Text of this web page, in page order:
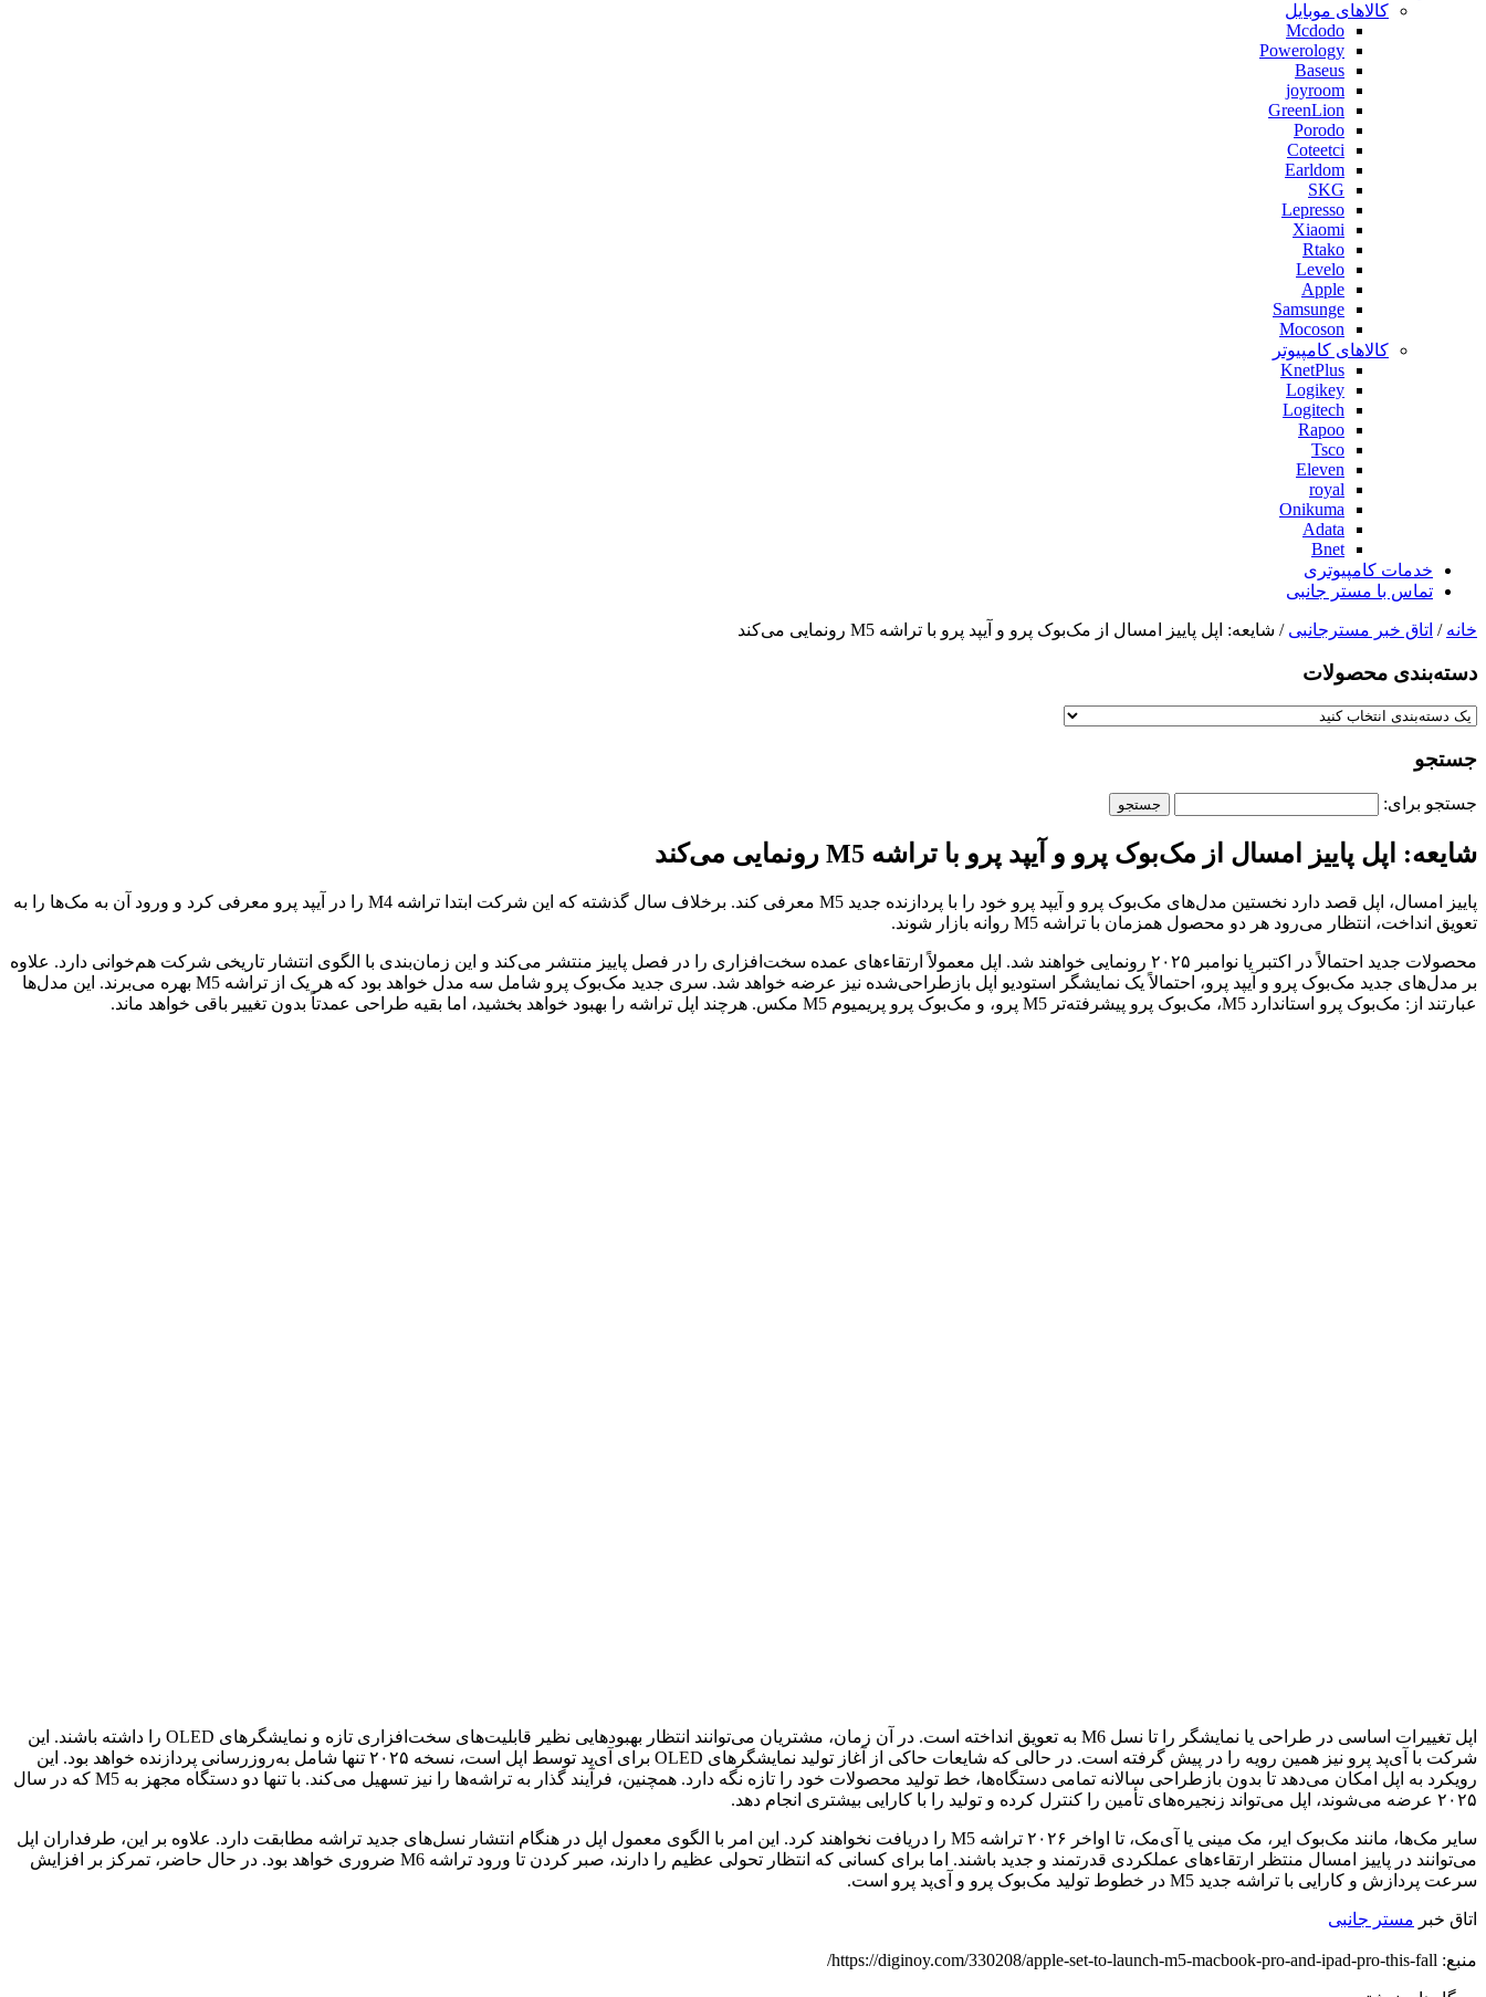
کالاهای موبایل
Mcdodo
Powerology
Baseus
joyroom
GreenLion
Porodo
Coteetci
Earldom
SKG
Lepresso
Xiaomi
Rtako
Levelo
Apple
Samsunge
Mocoson
کالاهای کامپیوتر
KnetPlus
Logikey
Logitech
Rapoo
Tsco
Eleven
royal
Onikuma
Adata
Bnet
خدمات کامپیوتری
تماس با مستر جانبی
خانه / اتاق خبر مسترجانبی / شایعه: اپل پاییز امسال از مک‌بوک پرو و آیپد پرو با تراشه M5 رونمایی می‌کند
دسته‌بندی‌ محصولات
جستجو
جستجو برای:
شایعه: اپل پاییز امسال از مک‌بوک پرو و آیپد پرو با تراشه M5 رونمایی می‌کند
پاییز امسال، اپل قصد دارد نخستین مدل‌های مک‌بوک پرو و آیپد پرو خود را با پردازنده جدید M5 معرفی کند. برخلاف سال گذشته که این شرکت ابتدا تراشه M4 را در آیپد پرو معرفی کرد و ورود آن به مک‌ها را به
تعویق انداخت، انتظار می‌رود هر دو محصول همزمان با تراشه M5 روانه بازار شوند.
محصولات جدید احتمالاً در اکتبر یا نوامبر ۲۰۲۵ رونمایی خواهند شد. اپل معمولاً ارتقاء‌های عمده سخت‌افزاری را در فصل پاییز منتشر می‌کند و این زمان‌بندی با الگوی انتشار تاریخی شرکت هم‌خوانی دارد. علاوه
بر مدل‌های جدید مک‌بوک پرو و آیپد پرو، احتمالاً یک نمایشگر استودیو اپل بازطراحی‌شده نیز عرضه خواهد شد. سری جدید مک‌بوک پرو شامل سه مدل خواهد بود که هر یک از تراشه M5 بهره می‌برند. این مدل‌ها
عبارتند از: مک‌بوک پرو استاندارد M5، مک‌بوک پرو پیشرفته‌تر M5 پرو، و مک‌بوک پرو پریمیوم M5 مکس. هرچند اپل تراشه را بهبود خواهد بخشید، اما بقیه طراحی عمدتاً بدون تغییر باقی خواهد ماند.
اپل تغییرات اساسی در طراحی یا نمایشگر را تا نسل M6 به تعویق انداخته است. در آن زمان، مشتریان می‌توانند انتظار بهبودهایی نظیر قابلیت‌های سخت‌افزاری تازه و نمایشگرهای OLED را داشته باشند. این
شرکت با آی‌پد پرو نیز همین رویه را در پیش گرفته است. در حالی که شایعات حاکی از آغاز تولید نمایشگرهای OLED برای آی‌پد توسط اپل است، نسخه ۲۰۲۵ تنها شامل به‌روزرسانی پردازنده خواهد بود. این
رویکرد به اپل امکان می‌دهد تا بدون بازطراحی سالانه تمامی دستگاه‌ها، خط تولید محصولات خود را تازه نگه دارد. همچنین، فرآیند گذار به تراشه‌ها را نیز تسهیل می‌کند. با تنها دو دستگاه مجهز به M5 که در سال
۲۰۲۵ عرضه می‌شوند، اپل می‌تواند زنجیره‌های تأمین را کنترل کرده و تولید را با کارایی بیشتری انجام دهد.
سایر مک‌ها، مانند مک‌بوک ایر، مک مینی یا آی‌مک، تا اواخر ۲۰۲۶ تراشه M5 را دریافت نخواهند کرد. این امر با الگوی معمول اپل در هنگام انتشار نسل‌های جدید تراشه مطابقت دارد. علاوه بر این، طرفداران اپل
می‌توانند در پاییز امسال منتظر ارتقاءهای عملکردی قدرتمند و جدید باشند. اما برای کسانی که انتظار تحولی عظیم را دارند، صبر کردن تا ورود تراشه M6 ضروری خواهد بود. در حال حاضر، تمرکز بر افزایش
سرعت پردازش و کارایی با تراشه جدید M5 در خطوط تولید مک‌بوک پرو و آی‌پد پرو است.
اتاق خبر مستر جانبی
منبع: https://diginoy.com/330208/apple-set-to-launch-m5-macbook-pro-and-ipad-pro-this-fall/